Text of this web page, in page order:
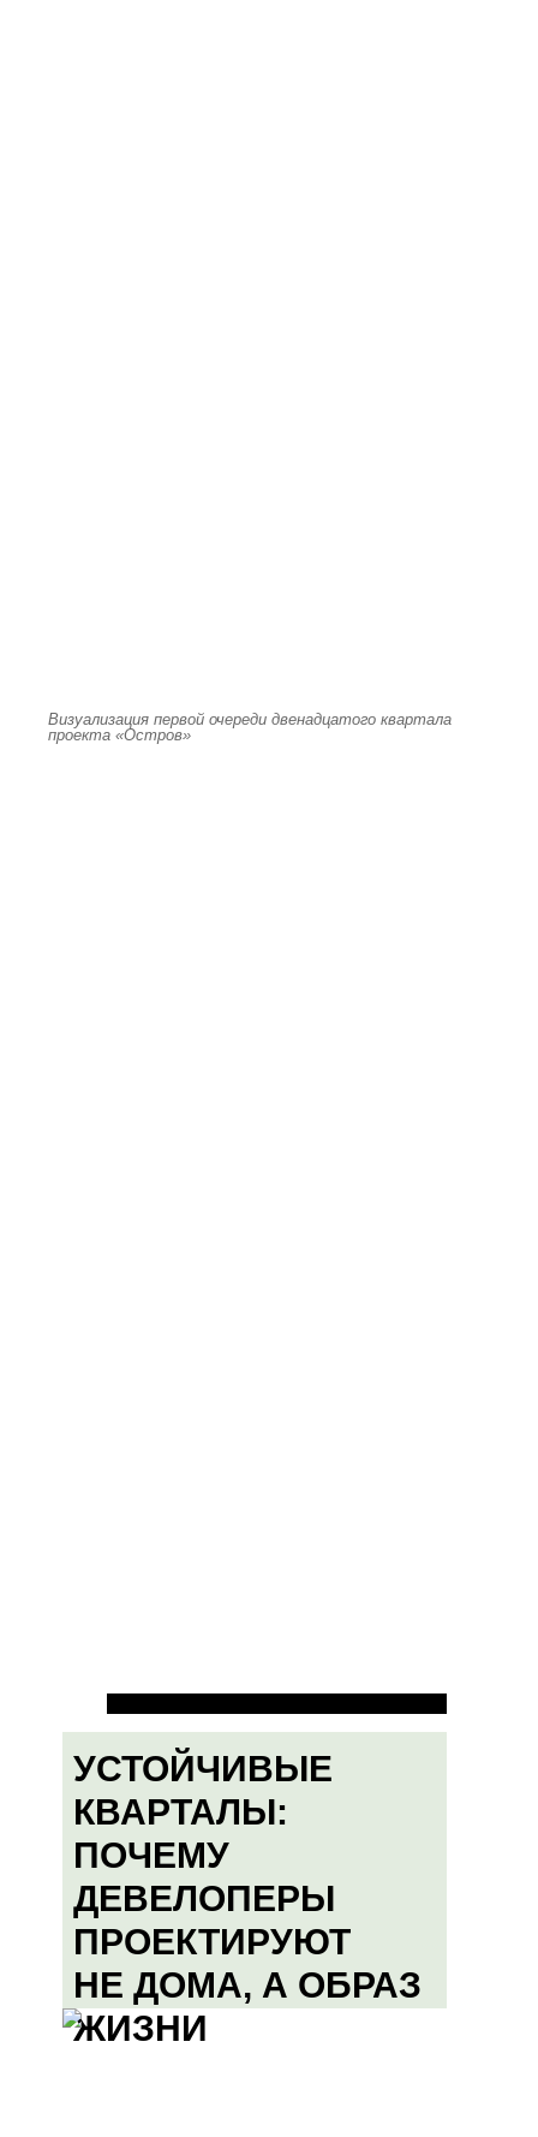
Визуализация первой очереди двенадцатого квартала
проекта «Остров»
УСТОЙЧИВЫЕ
КВАРТАЛЫ:
ПОЧЕМУ
ДЕВЕЛОПЕРЫ
ПРОЕКТИРУЮТ
НЕ ДОМА, А ОБРАЗ
ЖИЗНИ